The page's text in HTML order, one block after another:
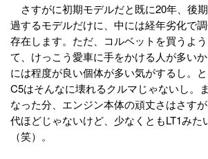
さすがに初期モデルだと既に20年、後
過するモデルだけに、中には経年劣化で
存在します。ただ、コルベットを買うよ
て、けっこう愛車に手をかける人が多い
には程度が良い個体が多い気がするし。
C5はそんなに壊れるクルマじゃないし。
なった分、エンジン本体の頑丈さはさす
代ほどじゃないけど、少なくともLT1みた
（笑）。